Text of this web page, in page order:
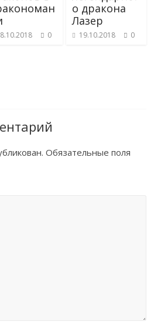
0
о дракона
Лазер
19.10.2018 0
Обязательные поля